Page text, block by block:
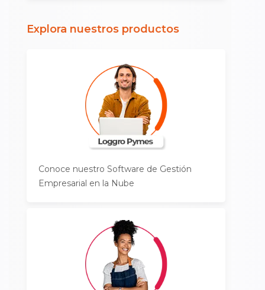
Explora nuestros productos
Conoce nuestro Software de Gestión
Empresarial en la Nube